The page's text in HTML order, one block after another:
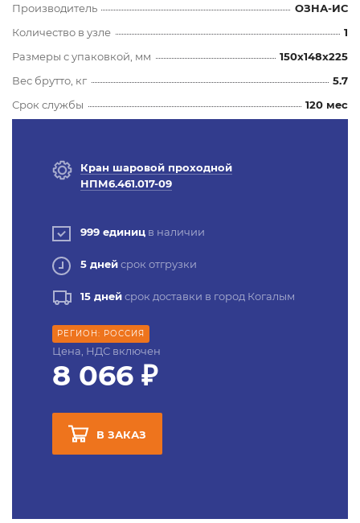
Производитель
ОЗНА-ИС
Количество в узле
1
Размеры с упаковкой, мм
150x148x225
Вес брутто, кг
5.7
Срок службы
120 мес
Кран шаровой проходной
НПМ6.461.017-09
999 единиц в наличии
5 днейсрок отгрузки
15 днейсрок доставки в город Когалым
РЕГИОН: РОССИЯ
Цена, НДС включен
8 066 ₽
В ЗАКАЗ